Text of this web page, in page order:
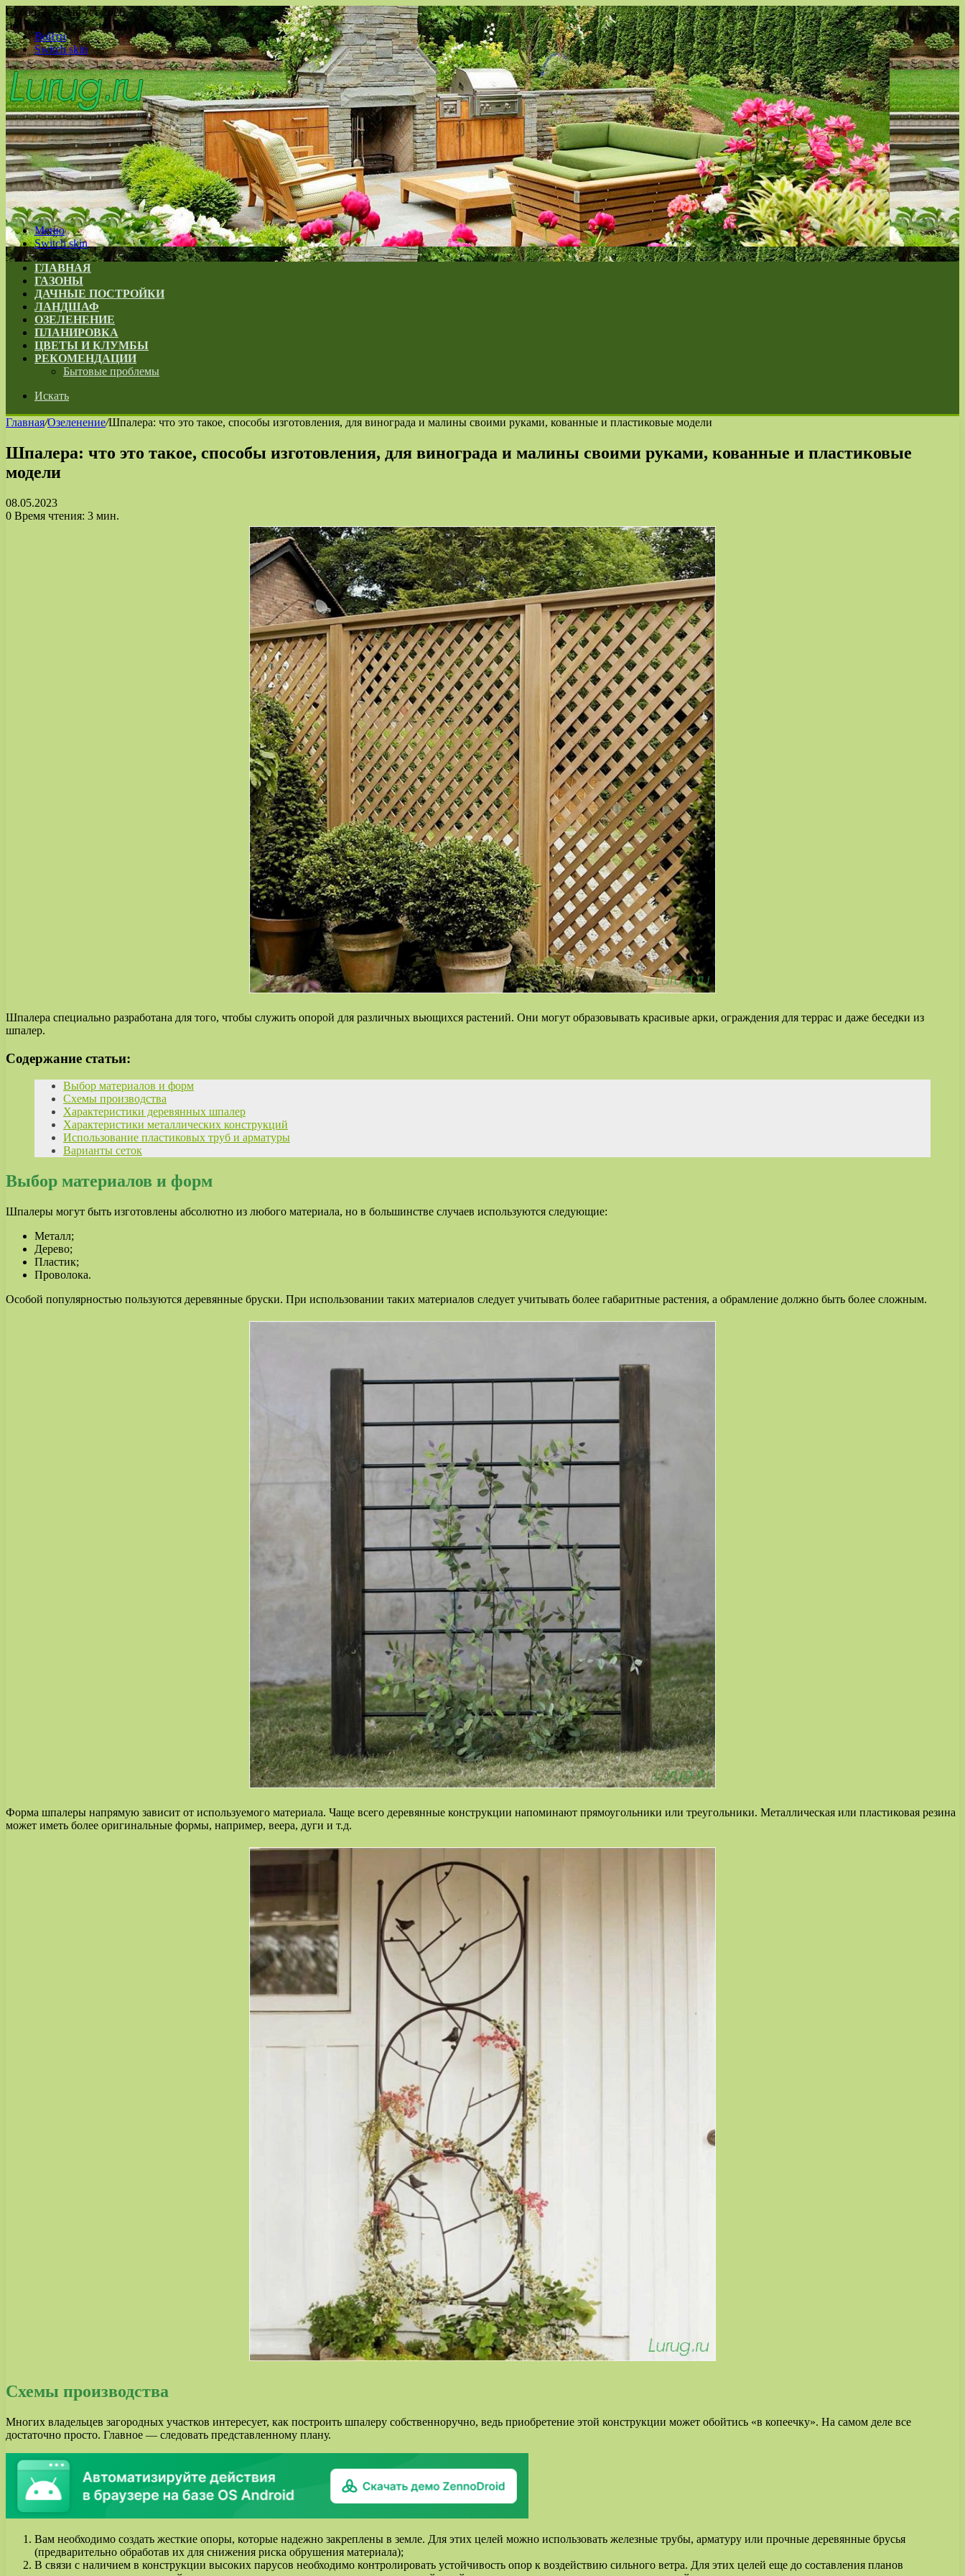
Суббота , 8 Август 2026
Войти
Switch skin
Меню
Switch skin
ГЛАВНАЯ
ГАЗОНЫ
ДАЧНЫЕ ПОСТРОЙКИ
ЛАНДШАФ
ОЗЕЛЕНЕНИЕ
ПЛАНИРОВКА
ЦВЕТЫ И КЛУМБЫ
РЕКОМЕНДАЦИИ
Бытовые проблемы
Искать
Главная/Озеленение/Шпалера: что это такое, способы изготовления, для винограда и малины своими руками, кованные и пластиковые модели
Шпалера: что это такое, способы изготовления, для винограда и малины своими руками, кованные и пластиковые
модели
08.05.2023
0 Время чтения: 3 мин.
Шпалера специально разработана для того, чтобы служить опорой для различных вьющихся растений. Они могут образовывать красивые арки, ограждения для террас и даже беседки из
шпалер.
Содержание статьи:
Выбор материалов и форм
Схемы производства
Характеристики деревянных шпалер
Характеристики металлических конструкций
Использование пластиковых труб и арматуры
Варианты сеток
Выбор материалов и форм
Шпалеры могут быть изготовлены абсолютно из любого материала, но в большинстве случаев используются следующие:
Металл;
Дерево;
Пластик;
Проволока.
Особой популярностью пользуются деревянные бруски. При использовании таких материалов следует учитывать более габаритные растения, а обрамление должно быть более сложным.
Форма шпалеры напрямую зависит от используемого материала. Чаще всего деревянные конструкции напоминают прямоугольники или треугольники. Металлическая или пластиковая резина
может иметь более оригинальные формы, например, веера, дуги и т.д.
Схемы производства
Многих владельцев загородных участков интересует, как построить шпалеру собственноручно, ведь приобретение этой конструкции может обойтись «в копеечку». На самом деле все
достаточно просто. Главное — следовать представленному плану.
Вам необходимо создать жесткие опоры, которые надежно закреплены в земле. Для этих целей можно использовать железные трубы, арматуру или прочные деревянные брусья
(предварительно обработав их для снижения риска обрушения материала);
В связи с наличием в конструкции высоких парусов необходимо контролировать устойчивость опор к воздействию сильного ветра. Для этих целей еще до составления планов